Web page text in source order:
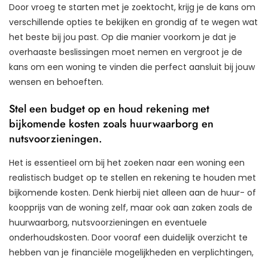
Door vroeg te starten met je zoektocht, krijg je de kans om
verschillende opties te bekijken en grondig af te wegen wat
het beste bij jou past. Op die manier voorkom je dat je
overhaaste beslissingen moet nemen en vergroot je de
kans om een woning te vinden die perfect aansluit bij jouw
wensen en behoeften.
Stel een budget op en houd rekening met
bijkomende kosten zoals huurwaarborg en
nutsvoorzieningen.
Het is essentieel om bij het zoeken naar een woning een
realistisch budget op te stellen en rekening te houden met
bijkomende kosten. Denk hierbij niet alleen aan de huur- of
koopprijs van de woning zelf, maar ook aan zaken zoals de
huurwaarborg, nutsvoorzieningen en eventuele
onderhoudskosten. Door vooraf een duidelijk overzicht te
hebben van je financiële mogelijkheden en verplichtingen,